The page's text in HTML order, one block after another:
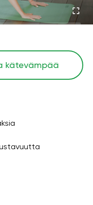
kätevämpää